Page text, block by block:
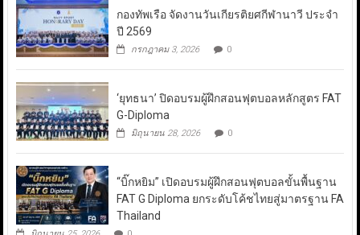
กองทัพเรือ จัดงานวันเกียรติยศกีฬานาวี ประจำ
ปี 2569
กรกฎาคม 3, 2026 0
‘ยุทธนา’ ปิดอบรมผู้ฝึกสอนฟุตบอลหลักสูตร FAT
G-Diploma
มิถุนายน 28, 2026 0
“บิ๊กหยิม” เปิดอบรมผู้ฝึกสอนฟุตบอลขั้นพื้นฐาน
FAT G Diploma ยกระดับโค้ชไทยสู่มาตรฐาน FA
Thailand